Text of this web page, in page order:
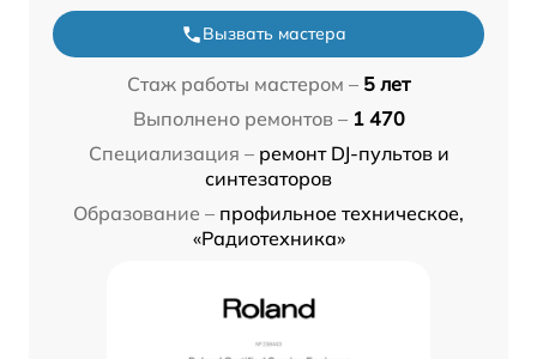
Вызвать мастера
Стаж работы мастером – 5 лет
Выполнено ремонтов – 1 470
Специализация – ремонт DJ-пультов и
синтезаторов
Образование – профильное техническое,
«Радиотехника»